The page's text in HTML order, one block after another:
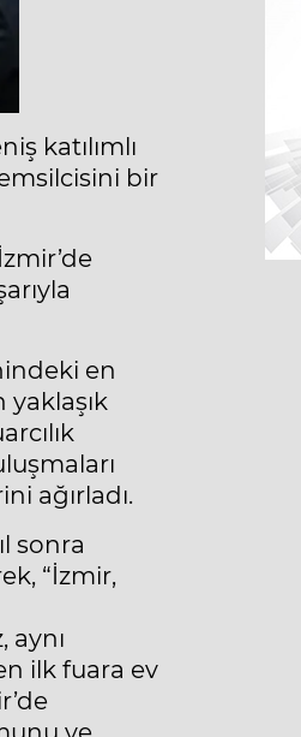
katılımlı
bir
en
ağırladı.
sonra
“İzmir,
aynı
ilk fuara ev